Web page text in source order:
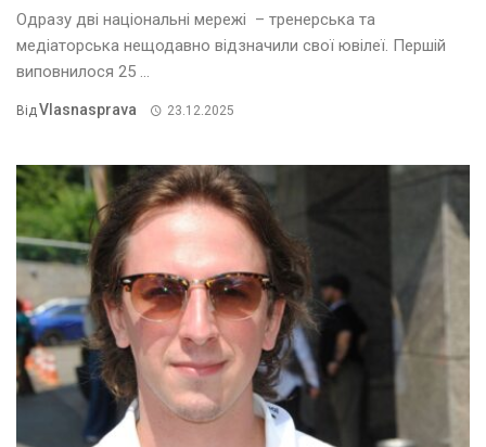
Одразу дві національні мережі – тренерська та
медіаторська нещодавно відзначили свої ювілеї. Першій
виповнилося 25 ...
ВідVlasnasprava 23.12.2025